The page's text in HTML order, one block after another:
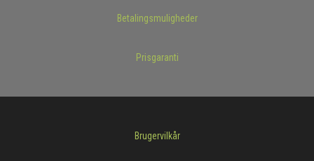
Betalingsmuligheder
Prisgaranti
Brugervilkår